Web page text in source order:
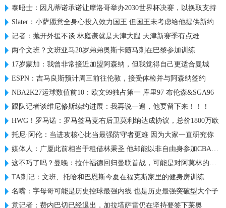
泰晤士：因凡蒂诺承诺让摩洛哥举办2030世界杯决赛，以换取支持
Slater：小萨愿意全身心投入效力国王 但国王未考虑给他提供新约
记者：抛开外援不谈 林庭谦就是天津大腿 天津新赛季有点难
两个文班？文班亚马20岁弟弟奥斯卡随马刺在巴黎参加训练
17岁蒙加：我曾非常接近加盟阿森纳，但我觉得自己更适合曼城
ESPN：吉马良斯预计周三前往伦敦，接受体检并与阿森纳签约
NBA2K27运球数值前10：欧文99独占第一 库里97 布伦森&SGA96
跟队记者谈维尼修斯续约进展：我再说一遍，他要留下来！！！
HWG！罗马诺：罗马签马竞右后卫莫利纳达成协议，总价1800万欧
托尼·阿伦：当进攻核心比当最强防守者更难 因为大家一直研究你
媒体人：广厦此前相当于租借林秉圣 他却能以非自由身参加CBA选秀
这不巧了吗？曼晚：拉什福德回归曼联首战，可能是对阿莫林的米兰
TA刺记：文班、托哈和巴恩斯今夏在福克斯家里的健身房训练
名嘴：字母哥可能是历史控球最强内线 也是历史最强突破型大个子
意记者：费内巴切已经退出，加拉塔萨雷仍在坚持要签下莱奥